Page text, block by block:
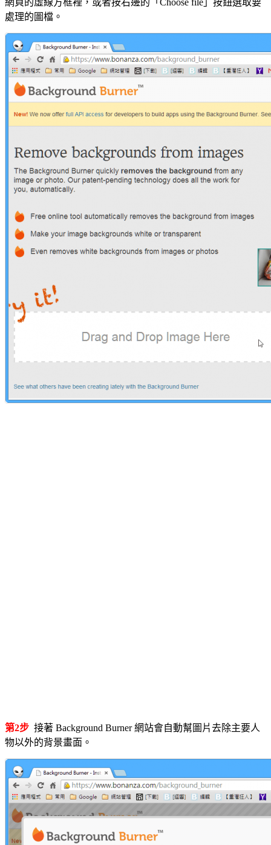
網頁的虛線方框裡，或者按右邊的「Choose file」按鈕選取要
處理的圖檔。
第2步 接著 Background Burner 網站會自動幫圖片去除主要人
物以外的背景畫面。